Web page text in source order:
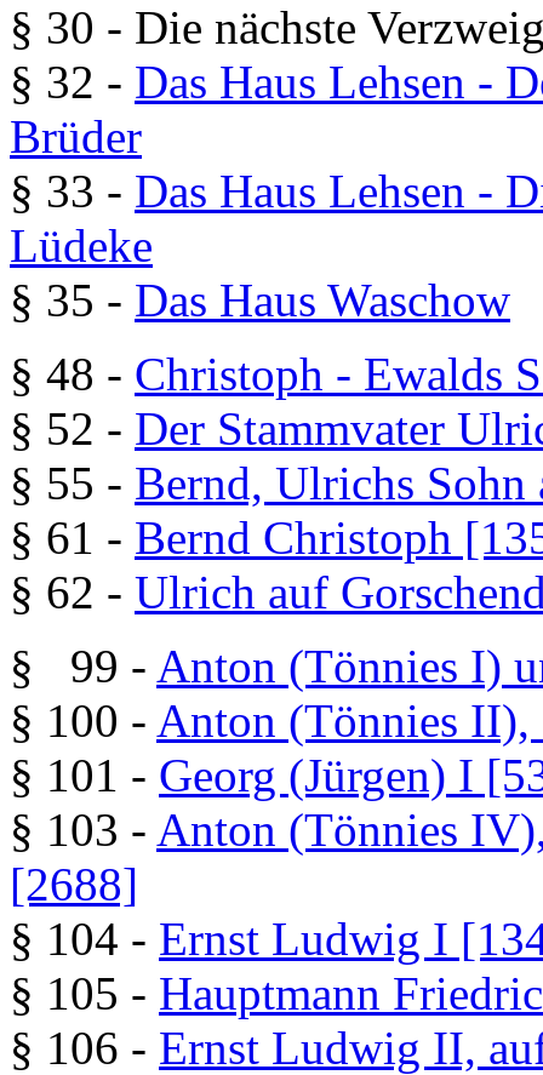
§ 30 - Die nächste
§ 32 - Das Haus Lehsen -
Brüder
§ 33 - Das Haus Lehsen -
Lüdeke
§ 35 - Das Haus Waschow
§ 48 - Christoph - Ewalds
§ 52 - Der Stammvater
§ 55 - Bernd, Ulrichs
§ 61 - Bernd Christoph
§ 62 - Ulrich auf
§ 99 - Anton (Tönnies I)
§ 100 - Anton (Tönnies II),
§ 101 - Georg (Jürgen) I
§ 103 - Anton (Tönnies
[2688]
§ 104 - Ernst Ludwig I
§ 105 - Hauptmann
§ 106 - Ernst Ludwig II,